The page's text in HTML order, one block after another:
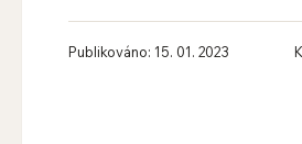
Publikováno: 15. 01. 2023